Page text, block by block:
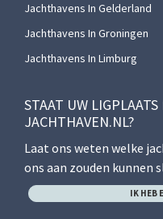
Jachthavens In Gelderland
Jachthavens In Groningen
Jachthavens In Limburg
STAAT UW
JACHTHAVEN.NL?
Laat ons weten welke
ons aan zouden kunnen
IK HEB